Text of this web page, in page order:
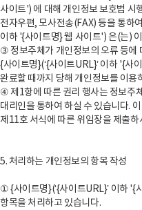
사이트') 에 대해 개인정보 보호법 시
전자우편, 모사전송(FAX) 등을 통하
이하 '{사이트명} 웹 사이트') 은(는)
③ 정보주체가 개인정보의 오류 등에
{사이트명}(‘{사이트URL}’ 이하 '{사
완료할 때까지 당해 개인정보를 이용
④ 제1항에 따른 권리 행사는 정보주
대리인을 통하여 하실 수 있습니다.
제11호 서식에 따른 위임장을 제출하
5. 처리하는 개인정보의 항목 작성
① {사이트명}(‘{사이트URL}’ 이하 '{
항목을 처리하고 있습니다.